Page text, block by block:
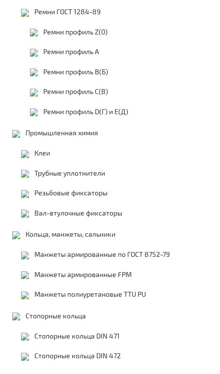
Ремни ГОСТ 1284-89
Ремни профиль Z(0)
Ремни профиль А
Ремни профиль В(Б)
Ремни профиль С(В)
Ремни профиль D(Г) и E(Д)
Промышленная химия
Клеи
Трубные уплотнители
Резьбовые фиксаторы
Вал-втулочные фиксаторы
Кольца, манжеты, сальники
Манжеты армированные по ГОСТ 8752-79
Манжеты армированные FPM
Манжеты полиуретановые TTU PU
Стопорные кольца
Стопорные кольца DIN 471
Стопорные кольца DIN 472